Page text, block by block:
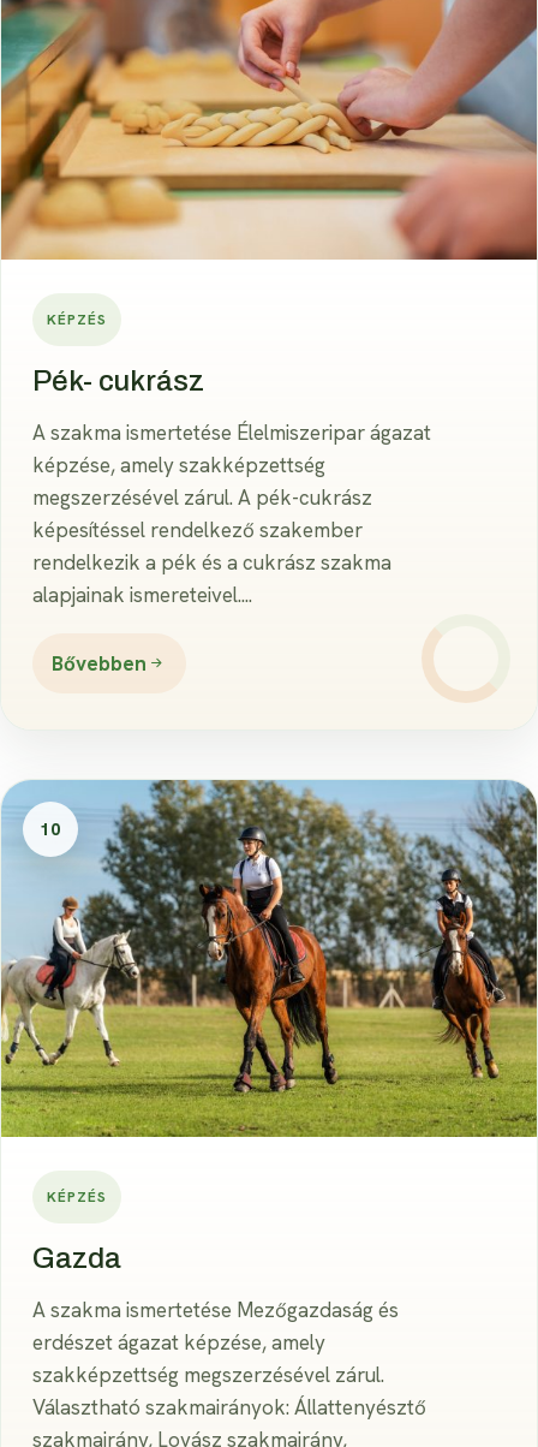
KÉPZÉS
Pék- cukrász
A szakma ismertetése Élelmiszeripar ágazat
képzése, amely szakképzettség
megszerzésével zárul. A pék-cukrász
képesítéssel rendelkező szakember
rendelkezik a pék és a cukrász szakma
alapjainak ismereteivel....
Bővebben
10
KÉPZÉS
Gazda
A szakma ismertetése Mezőgazdaság és
erdészet ágazat képzése, amely
szakképzettség megszerzésével zárul.
Választható szakmairányok: Állattenyésztő
szakmairány, Lovász szakmairány,